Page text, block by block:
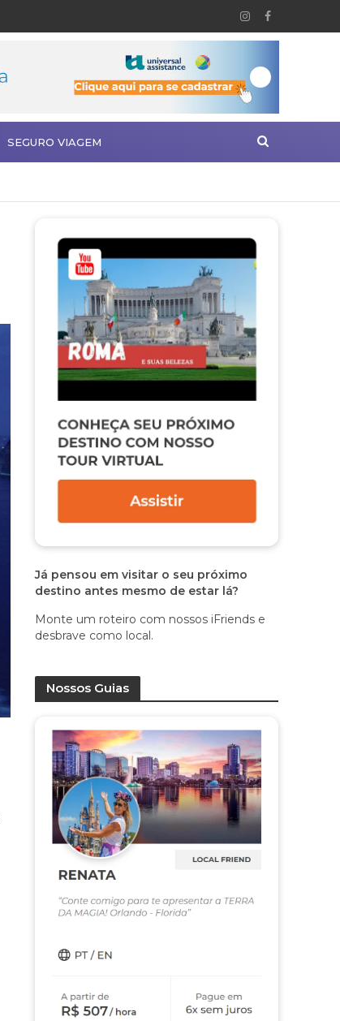
SEGURO VIAGEM
Já pensou em visitar o seu próximo
destino antes mesmo de estar lá?
Monte um roteiro com nossos iFriends e
desbrave como local.
Nossos Guias